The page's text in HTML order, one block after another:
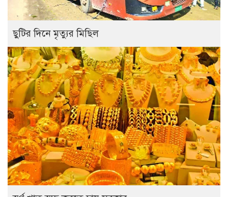
ছুটির দিনে মৃত্যুর মিছিল